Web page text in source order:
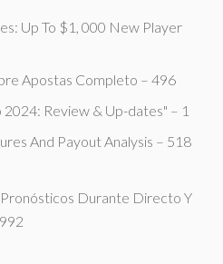
Up To $1, 000 New Player
Apostas Completo – 496
Review & Up-dates" – 1
And Payout Analysis – 518
Durante Directo Y